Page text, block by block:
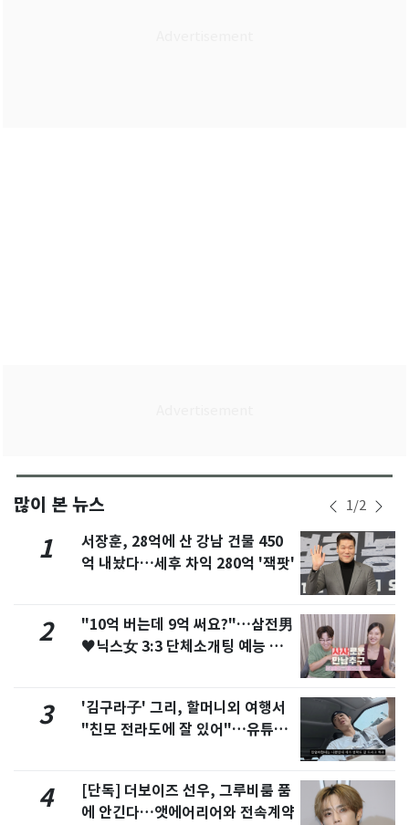
많이 본 뉴스 1/2
1
서장훈, 28억에 산 강남 건물 450
억 내놨다…세후 차익 280억 '잭팟'
2
"10억 버는데 9억 써요?"…삼전男
♥닉스女 3:3 단체소개팅 예능 화
3
'김구라子' 그리, 할머니외 여행서
"친모 전라도에 잘 있어"…유튜브
4
[단독] 더보이즈 선우, 그루비룸 품
에 안긴다…앳에어리어와 전속계약